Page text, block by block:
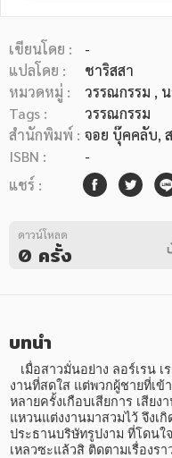
หมวดหมู่หนังสือ
หมวดหมู่ยอดนิยม
หนังสือออกใหม่ หนัง
หมวดหมู่หนังสือ
อาหาร สุขภาพ การแพ
ศิลปะ บันเทิง กีฬา ท่อง
เขียนโดย :
-
แปลโดย :
ชาริสสา
หมวดหมู่ :
วรรณกรรม ,
Tags :
วรรณกรรม
สำนักพิมพ์ : จอย บุ๊คคลับ,
ISBN :
-
แชร์ :
ดาวน์โหลด
0 ครั้ง
บทนำ
งานที่สดใส แต่พวกผู้ชายที่เข้
หลายครั้งเกือบเสียการ เสีย
แหวนแต่งงานมาสวมไว้ จึง
ประธานบริษัทรูปงาม ที่โดนใ
เหลวซะแล้วสิ ติดตามเรื่องร